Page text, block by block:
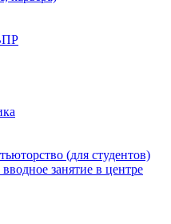
(для студентов)
занятие в центре